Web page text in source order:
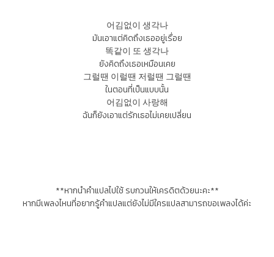
어김없이 생각나
มันเอาแต่คิดถึงเธออยู่เรื่อย
똑같이 또 생각나
ยังคิดถึงเธอเหมือนเคย
그럴땐 이럴땐 저럴땐 그럴땐
ในตอนที่เป็นแบบนั้น
어김없이 사랑해
ฉันก็ยังเอาแต่รักเธอไม่เคยเปลี่ยน
**หากนำคำแปลไปใช้ รบกวนให้เครดิตด้วยนะคะ**
หากมีเพลงไหนที่อยากรู้คำแปลแต่ยังไม่มีใครแปลสามารถขอเพลงได้ค่ะ